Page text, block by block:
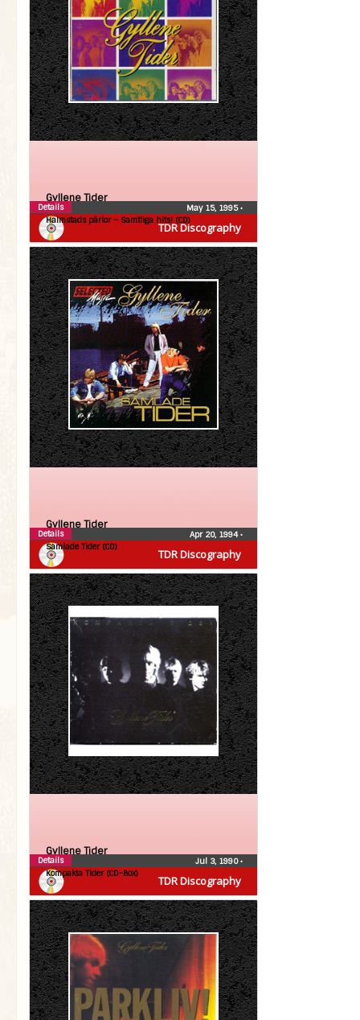
TDR Discography
Gyllene Tider
Halmstads pärlor – Samtliga hits! (CD)
May 15, 1995•
Details
TDR Discography
Gyllene Tider
Samlade Tider (CD)
Apr 20, 1994•
Details
TDR Discography
Gyllene Tider
Kompakta Tider (CD-Box)
Jul 3, 1990•
Details